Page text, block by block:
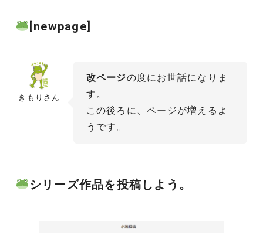
[newpage]
きもりさん
改ページの度にお世話になりま
す。
この後ろに、ページが増えるよ
うです。
シリーズ作品を投稿しよう。